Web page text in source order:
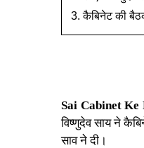
कैबिनेट की
Sai Cabinet Ke
विष्णुदेव सायने
साव ने दी।